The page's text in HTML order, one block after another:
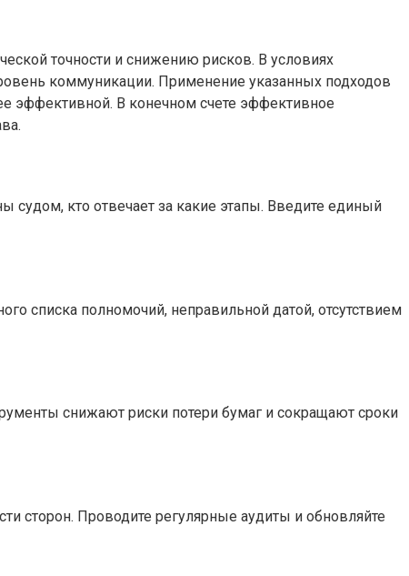
точности и снижению рисков. В условиях
коммуникации. Применение указанных подходов
эффективной. В конечном счете эффективное
судом, кто отвечает за какие этапы. Введите единый
списка полномочий, неправильной датой, отсутствием
снижают риски потери бумаг и сокращают сроки
сторон. Проводите регулярные аудиты и обновляйте